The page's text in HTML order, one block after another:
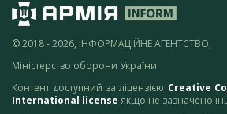
© 2018 - 2026, ІНФОРМАЦІЙНЕ АГЕНТСТВО,
Міністерство оборони України
Контент доступний за ліцензією Creative
International license якщо не зазначено